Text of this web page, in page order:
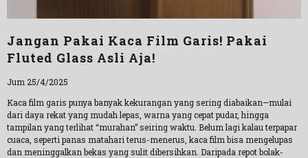
Jangan Pakai Kaca Film Garis! Pakai
Fluted Glass Asli Aja!
Jum 25/4/2025
Kaca film garis punya banyak kekurangan yang sering diabaikan—mulai
dari daya rekat yang mudah lepas, warna yang cepat pudar, hingga
tampilan yang terlihat “murahan” seiring waktu. Belum lagi kalau terpapar
cuaca, seperti panas matahari terus-menerus, kaca film bisa mengelupas
dan meninggalkan bekas yang sulit dibersihkan. Daripada repot bolak-